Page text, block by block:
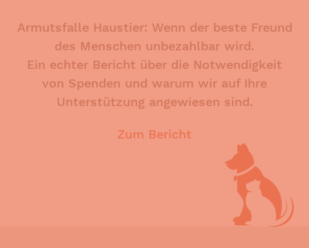
Armutsfalle Haustier: Wenn der beste Freund
des Menschen unbezahlbar wird.
Ein echter Bericht über die Notwendigkeit
von Spenden und warum wir auf Ihre
Unterstützung angewiesen sind.
Zum Bericht